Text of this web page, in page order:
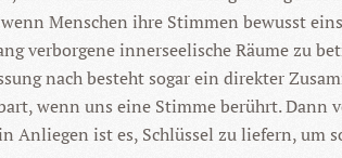
Menschen ihre Stimmen bewusst
verborgene innerseelische Räume zu
nach besteht sogar ein direkter
wenn uns eine Stimme berührt. Dann
Anliegen ist es, Schlüssel zu liefern, um